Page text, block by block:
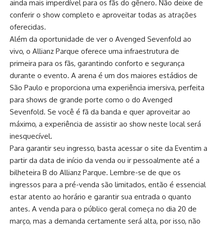
ainda mais imperdível para os fãs do gênero. Não deixe de
conferir o show completo e aproveitar todas as atrações
oferecidas.
Além da oportunidade de ver o Avenged Sevenfold ao
vivo, o Allianz Parque oferece uma infraestrutura de
primeira para os fãs, garantindo conforto e segurança
durante o evento. A arena é um dos maiores estádios de
São Paulo e proporciona uma experiência imersiva, perfeita
para shows de grande porte como o do Avenged
Sevenfold. Se você é fã da banda e quer aproveitar ao
máximo, a experiência de assistir ao show neste local será
inesquecível.
Para garantir seu ingresso, basta acessar o site da Eventim a
partir da data de início da venda ou ir pessoalmente até a
bilheteira B do Allianz Parque. Lembre-se de que os
ingressos para a pré-venda são limitados, então é essencial
estar atento ao horário e garantir sua entrada o quanto
antes. A venda para o público geral começa no dia 20 de
março, mas a demanda certamente será alta, por isso, não